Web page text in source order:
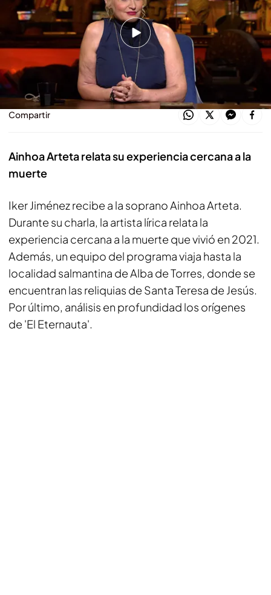
Cuarto Milenio
09 JUN 2025 - 01:21h.
Disfruta del programa de 'Cuarto Milenio' el
domingo 8 de junio, online y completo
Compartir
Ainhoa Arteta relata su experiencia cercana a la
muerte
Iker Jiménez recibe a la soprano Ainhoa Arteta.
Durante su charla, la artista lírica relata la
experiencia cercana a la muerte que vivió en 2021.
Además, un equipo del programa viaja hasta la
localidad salmantina de Alba de Torres, donde se
encuentran las reliquias de Santa Teresa de Jesús.
Por último, análisis en profundidad los orígenes
de 'El Eternauta'.